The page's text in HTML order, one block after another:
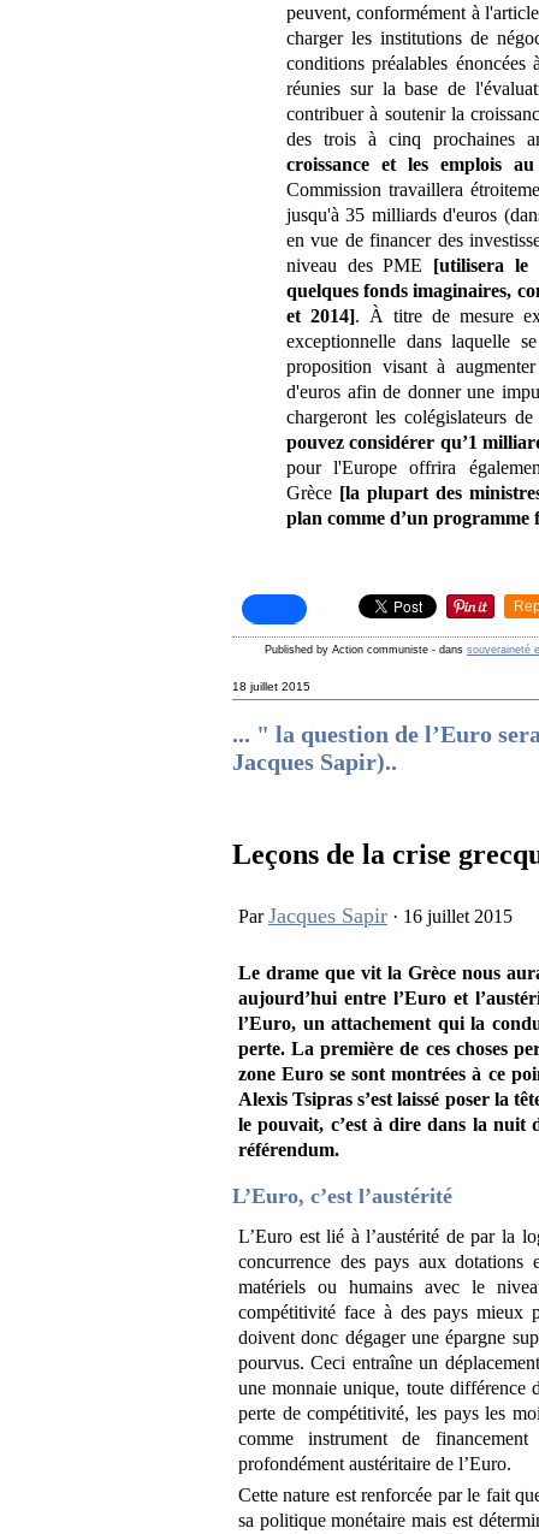
peuvent, conformément à
charger les institutions de
conditions préalables
réunies sur la base de
contribuer à soutenir la
des trois à cinq prochaines
croissance et les emplois
Commission travaillera
jusqu'à 35 milliards d'euros
en vue de financer des
niveau des PME [utilisera le
quelques fonds imaginaires,
et 2014]. À titre de mesure
exceptionnelle dans laquelle
proposition visant à
d'euros afin de donner une
chargeront les colégislateurs
pouvez considérer qu’1
pour l'Europe offrira
Grèce [la plupart des
plan comme d’un programme
Published by Action communiste - danssouveraineté
18 juillet 2015
... " la question de l’Euro
Jacques Sapir)..
Leçons de la crise
ParJacques Sapir · 16 juillet 2015
Le drame que vit la Grèce nous
aujourd’hui entre l’Euro et
l’Euro, un attachement qui la
perte. La première de ces choses
zone Euro se sont montrées à ce
Alexis Tsipras s’est laissé poser la
le pouvait, c’est à dire dans la
référendum.
L’Euro, c’est l’austérité
L’Euro est lié à l’austérité de par la
concurrence des pays aux dotations
matériels ou humains avec le
compétitivité face à des pays mieux
doivent donc dégager une épargne
pourvus. Ceci entraîne un
une monnaie unique, toute différence
perte de compétitivité, les pays les
comme instrument de
profondément austéritaire de l’Euro.
Cette nature est renforcée par le fait
sa politique monétaire mais est